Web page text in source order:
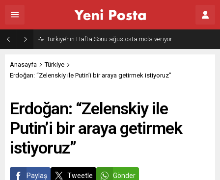
Türkiye’nin Hafta Sonu ağustosta mola veriyor
Anasayfa
Türkiye
Erdoğan: “Zelenskiy ile Putin’i bir araya getirmek istiyoruz”
Erdoğan: “Zelenskiy ile
Putin’i bir araya getirmek
istiyoruz”
Paylaş Tweetle Gönder